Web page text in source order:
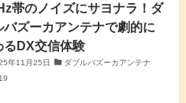
帯のノイズにサヨナラ！ダ
バズーカアンテナで劇的に
るDX交信体験
年11月25日
ダブルバズーカアンテナ